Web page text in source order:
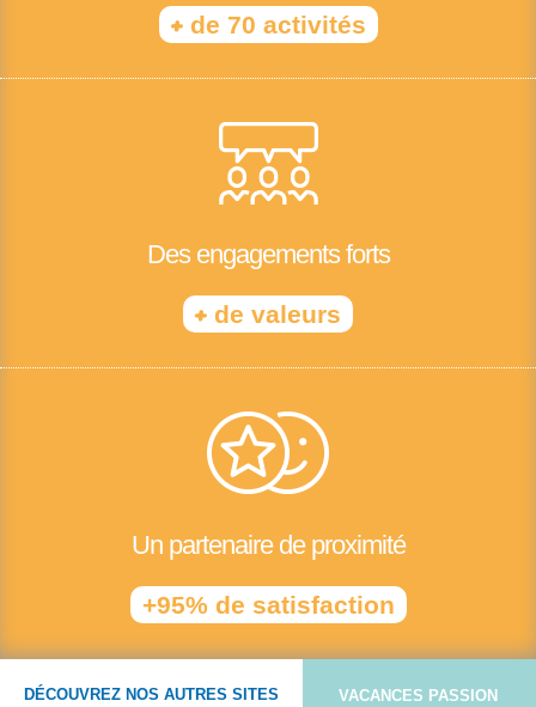
+de 70 activités
Des engagements forts
+ de valeurs
Un partenaire de proximité
+95% de satisfaction
DÉCOUVREZ NOS AUTRES SITES VACANCES PASSION